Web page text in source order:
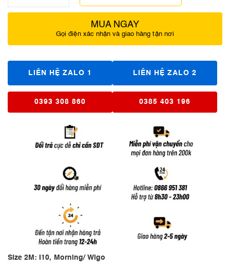
MUA NGAY
Gọi điện xác nhận và giao hàng tận nơi
LIÊN HỆ ZALO 1 LIÊN HỆ ZALO 2
0393 308 860 0385 403 196
Size 2M: I10, Morning/ Wigo